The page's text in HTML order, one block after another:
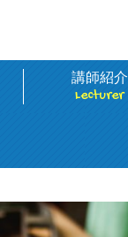
講師紹介
Lecturer